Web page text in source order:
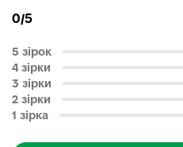
0/5
5 зірок
4 зірки
3 зірки
2 зірки
1 зірка